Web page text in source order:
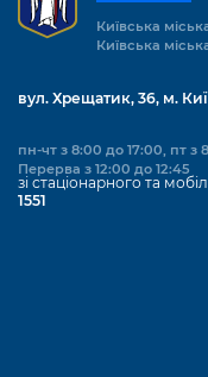
Київська
Київська
вул. Хрещатик, 36, м.
пн-чт з 8:00 до 17:00, пт з
Перерва з 12:00 до 12:45
зі стаціонарного та
1551